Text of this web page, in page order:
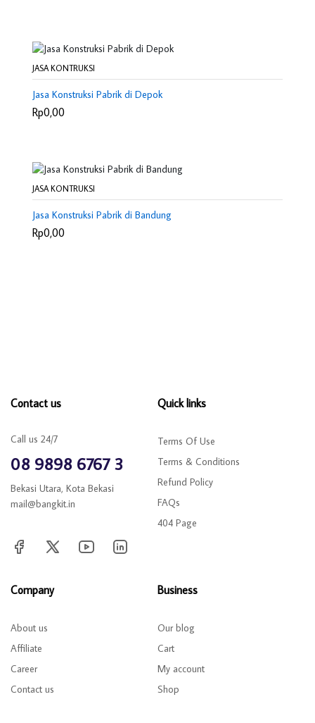
JASA KONTRUKSI
Jasa Konstruksi Pabrik di Depok
Rp0,00
JASA KONTRUKSI
Jasa Konstruksi Pabrik di Bandung
Rp0,00
Contact us
Call us 24/7
08 9898 6767 3
Bekasi Utara, Kota Bekasi
mail@bangkit.in
Quick links
Terms Of Use
Terms & Conditions
Refund Policy
FAQs
404 Page
Company
About us
Affiliate
Career
Contact us
Business
Our blog
Cart
My account
Shop